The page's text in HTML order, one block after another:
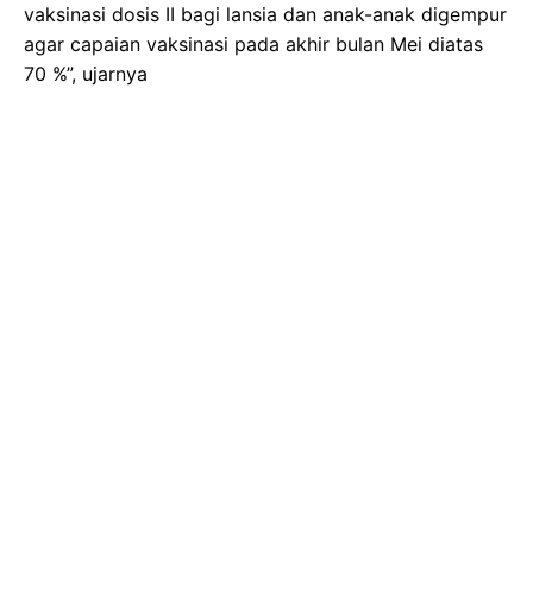
vaksinasi dosis II bagi lansia dan anak-anak digempur
agar capaian vaksinasi pada akhir bulan Mei diatas
70 %”, ujarnya